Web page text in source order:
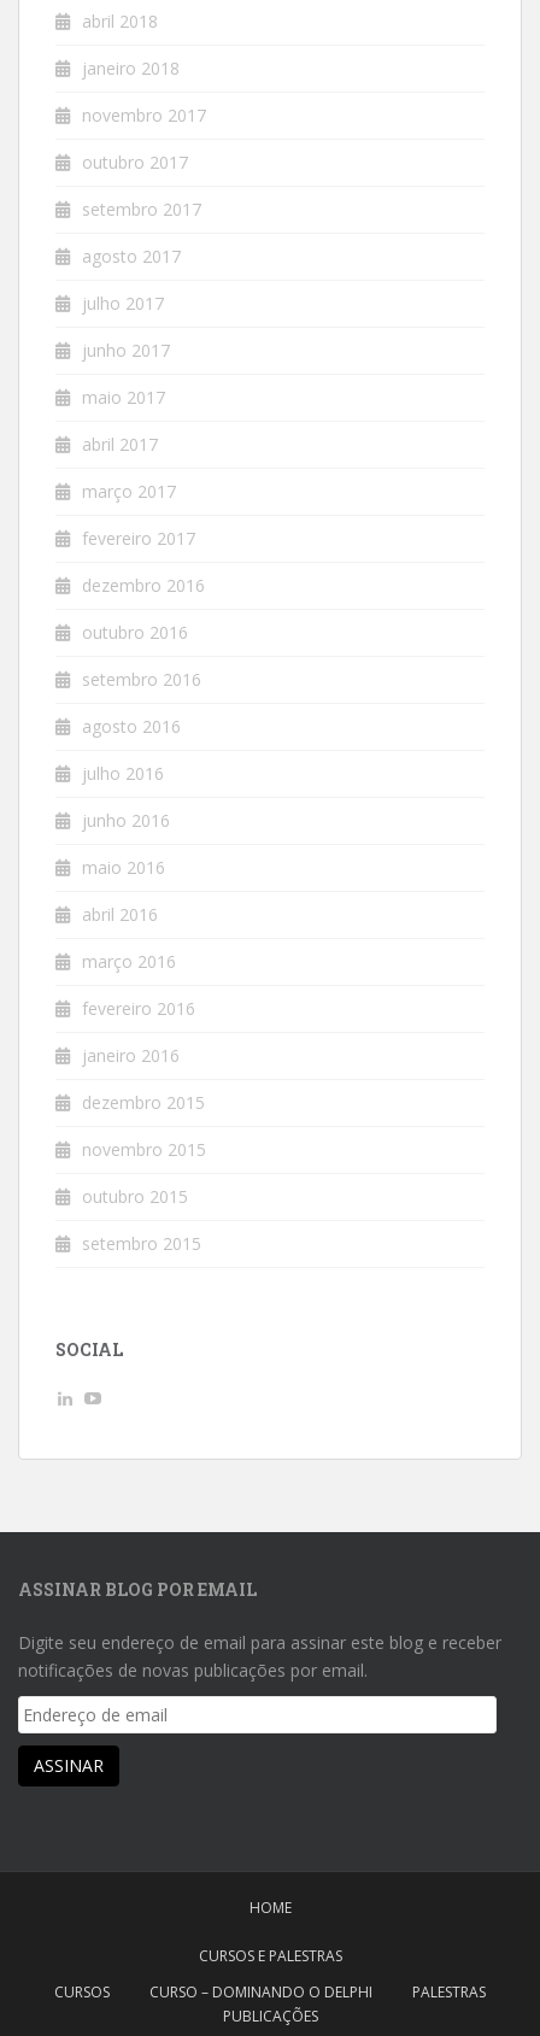
abril 2018
janeiro 2018
novembro 2017
outubro 2017
setembro 2017
agosto 2017
julho 2017
junho 2017
maio 2017
abril 2017
março 2017
fevereiro 2017
dezembro 2016
outubro 2016
setembro 2016
agosto 2016
julho 2016
junho 2016
maio 2016
abril 2016
março 2016
fevereiro 2016
janeiro 2016
dezembro 2015
novembro 2015
outubro 2015
setembro 2015
SOCIAL
Ver
AndreLuizGoncalvesdeMacedo
UCwpSFhHjbxJeKkuvp0uJd7Q
ASSINAR BLOG POR EMAIL
Digite seu endereço de email para assinar este blog e receber
notificações de novas publicações por email.
Endereço
de
email
ASSINAR
HOME
CURSOS E PALESTRAS
CURSOS
CURSO – DOMINANDO O DELPHI
PALESTRAS
PUBLICAÇÕES